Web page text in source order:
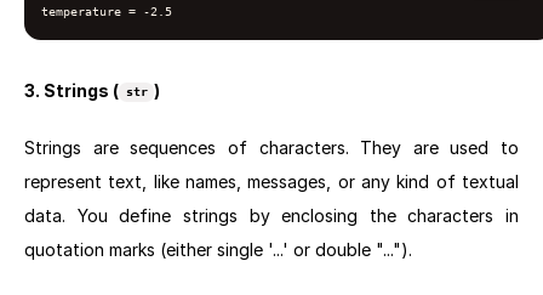
temperature = -2.5
3. Strings ( str )
Strings are sequences of characters. They are used to
represent text, like names, messages, or any kind of textual
data. You define strings by enclosing the characters in
quotation marks (either single '...' or double "...").